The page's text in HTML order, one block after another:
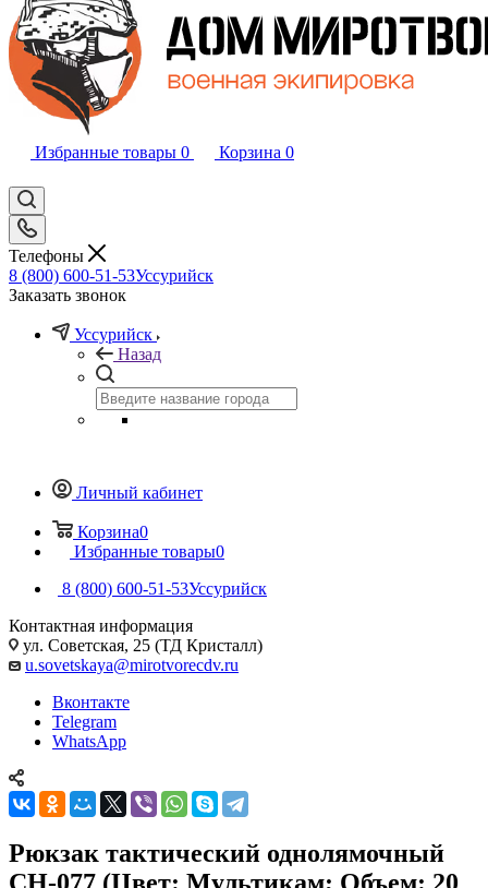
Избранные товары 0 Корзина 0
Телефоны
8 (800) 600-51-53Уссурийск
Заказать звонок
Уссурийск
Назад
Личный кабинет
Корзина0
Избранные товары0
8 (800) 600-51-53Уссурийск
Контактная информация
ул. Советская, 25 (ТД Кристалл)
u.sovetskaya@mirotvorecdv.ru
Вконтакте
Telegram
WhatsApp
Рюкзак тактический однолямочный